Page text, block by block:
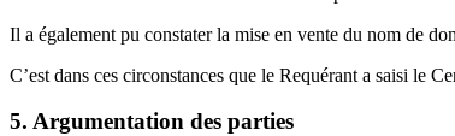
Il a également pu constater la mise en vente du nom de
C’est dans ces circonstances que le Requérant a saisi le
5. Argumentation des parties